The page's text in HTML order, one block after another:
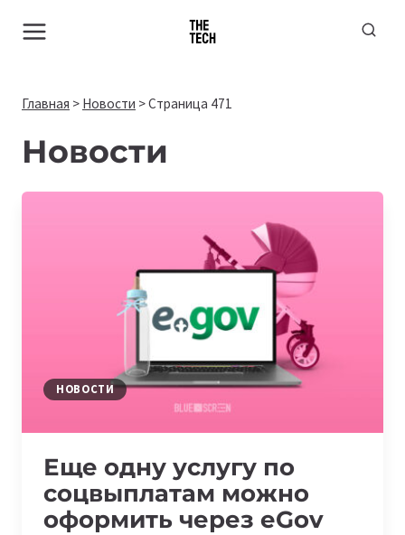
Главная > Новости >Страница 471
Новости
НОВОСТИ
Еще одну услугу по
соцвыплатам можно
оформить через еGov